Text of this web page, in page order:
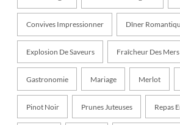
Convives Impressionner Dîner
Explosion De Saveurs Fraîcheur Des Mers
Gastronomie Mariage Merlot
Pinot Noir Prunes Juteuses Repas